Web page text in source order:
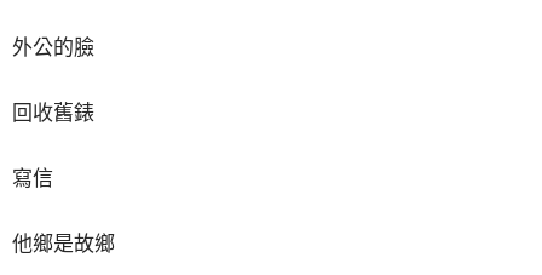
外公的臉
回收舊錶
寫信
他鄉是故鄉